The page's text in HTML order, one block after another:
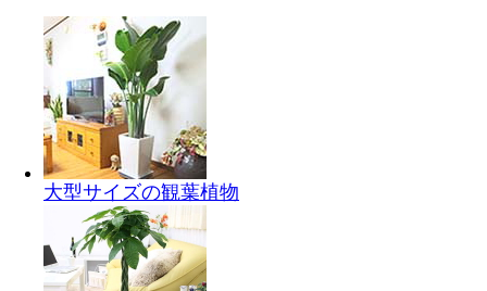
大型サイズの観葉植物